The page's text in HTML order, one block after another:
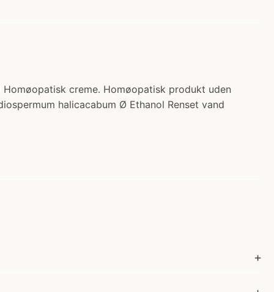
Homøopatisk creme. Homøopatisk produkt uden
halicacabum Ø Ethanol Renset vand